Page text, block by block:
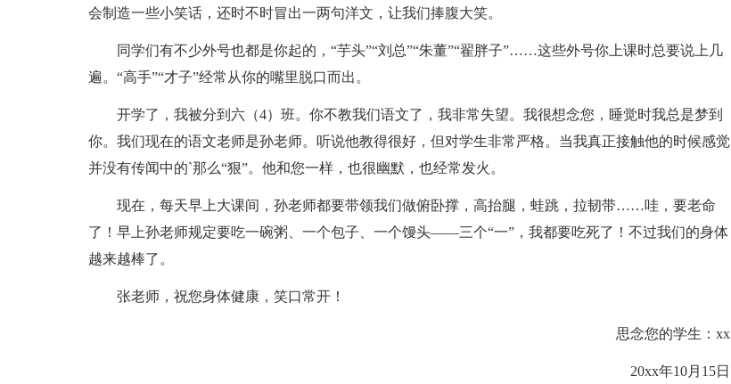
会制造一些小笑话，还时不时冒出一两句洋文，让我们捧腹大笑。
同学们有不少外号也都是你起的，“芋头”“刘总”“朱董”“翟胖子”……这些外号你上课时总要说上几
遍。“高手”“才子”经常从你的嘴里脱口而出。
开学了，我被分到六（4）班。你不教我们语文了，我非常失望。我很想念您，睡觉时我总是梦到
你。我们现在的语文老师是孙老师。听说他教得很好，但对学生非常严格。当我真正接触他的时候感觉
并没有传闻中的`那么“狠”。他和您一样，也很幽默，也经常发火。
现在，每天早上大课间，孙老师都要带领我们做俯卧撑，高抬腿，蛙跳，拉韧带……哇，要老命
了！早上孙老师规定要吃一碗粥、一个包子、一个馒头——三个“一”，我都要吃死了！不过我们的身体
越来越棒了。
张老师，祝您身体健康，笑口常开！
思念您的学生：xx
20xx年10月15日